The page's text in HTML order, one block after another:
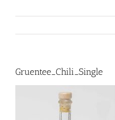
Gruentee_Chili_Single